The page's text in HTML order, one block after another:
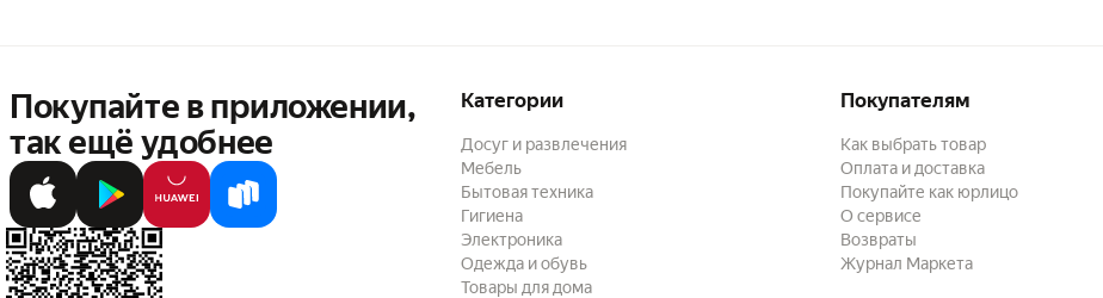
Покупайте в приложении,
так ещё удобнее
Категории
Досуг и развлечения
Мебель
Бытовая техника
Гигиена
Электроника
Одежда и обувь
Товары для дома
Покупателям
Как выбрать товар
Оплата и доставка
Покупайте как юрлицо
О сервисе
Возвраты
Журнал Маркета